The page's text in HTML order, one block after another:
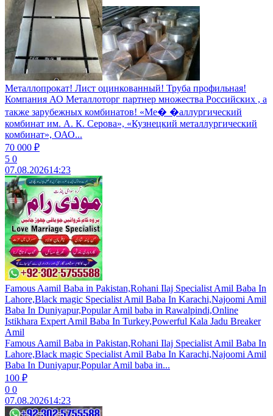
Металлопрокат! Лист оцинкованный! Труба профильная!
Компания АО Металлоторг партнер множества Российских , а
также зарубежных комбинатов! «Ме� �аллургический
комбинат им. А. К. Серова», «Кузнецкий металлургический
комбинат», ОАО...
70 000 ₽
5 0
07.08.202614:23
Famous Aamil Baba in Pakistan,Rohani Ilaj Specialist Amil Baba In
Lahore,Black magic Specialist Amil Baba In Karachi,Najoomi Amil
Baba In Duniyapur,Popular Amil baba in Rawalpindi,Online
Istikhara Expert Amil Baba In Turkey,Powerful Kala Jadu Breaker
Amil
Famous Aamil Baba in Pakistan,Rohani Ilaj Specialist Amil Baba In
Lahore,Black magic Specialist Amil Baba In Karachi,Najoomi Amil
Baba In Duniyapur,Popular Amil baba in...
100 ₽
0 0
07.08.202614:23